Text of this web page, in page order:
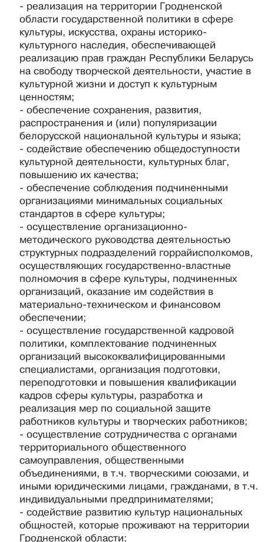
- реализация на территории Гродненской
области государственной политики в сфере
культуры, искусства, охраны историко-
культурного наследия, обеспечивающей
реализацию прав граждан Республики Беларусь
на свободу творческой деятельности, участие в
культурной жизни и доступ к культурным
ценностям;
- обеспечение сохранения, развития,
распространения и (или) популяризации
белорусской национальной культуры и языка;
- содействие обеспечению общедоступности
культурной деятельности, культурных благ,
повышению их качества;
- обеспечение соблюдения подчиненными
организациями минимальных социальных
стандартов в сфере культуры;
- осуществление организационно-
методического руководства деятельностью
структурных подразделений горрайисполкомов,
осуществляющих государственно-властные
полномочия в сфере культуры, подчиненных
организаций, оказание им содействия в
материально-техническом и финансовом
обеспечении;
- осуществление государственной кадровой
политики, комплектование подчиненных
организаций высококвалифицированными
специалистами, организация подготовки,
переподготовки и повышения квалификации
кадров сферы культуры, разработка и
реализация мер по социальной защите
работников культуры и творческих работников;
- осуществление сотрудничества с органами
территориального общественного
самоуправления, общественными
объединениями, в т.ч. творческими союзами, и
иными юридическими лицами, гражданами, в т.ч.
индивидуальными предпринимателями;
- содействие развитию культур национальных
общностей, которые проживают на территории
Гродненской области;